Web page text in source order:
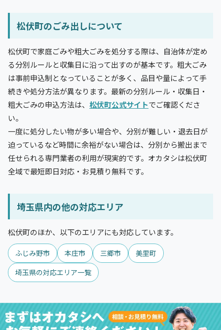
松伏町のごみ出しについて
松伏町で家庭ごみや粗大ごみを処分する際は、自治体が定め
る分別ルールと収集日に沿って出すのが基本です。粗大ごみ
は事前申込制となっていることが多く、品目や量によって手
続きや処分方法が異なります。最新の分別ルール・収集日・
粗大ごみの申込方法は、 松伏町公式サイトでご確認くださ
い。
一度に処分したい物が多い場合や、分別が難しい・退去日が
迫っているなど時間に余裕がない場合は、分別から搬出まで
任せられる専門業者の利用が現実的です。オカタシは松伏町
全域で最短即日対応・お見積り無料です。
埼玉県内の他の対応エリア
松伏町のほか、以下のエリアにも対応しています。
ふじみ野市 本庄市 三郷市
美里町
埼玉県の対応エリア一覧